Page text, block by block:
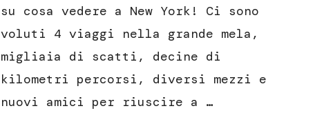
vedere
(Parte
su cosa vedere a New York! Ci sono
voluti 4 viaggi nella grande mela,
migliaia di scatti, decine di
kilometri percorsi, diversi mezzi e
nuovi amici per riuscire a …